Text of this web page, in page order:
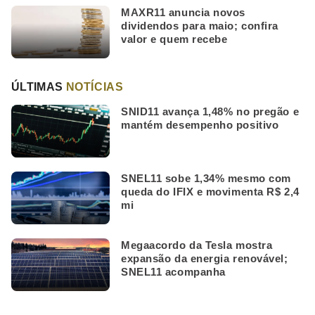
MAXR11 anuncia novos
dividendos para maio; confira
valor e quem recebe
ÚLTIMAS NOTÍCIAS
SNID11 avança 1,48% no pregão e
mantém desempenho positivo
SNEL11 sobe 1,34% mesmo com
queda do IFIX e movimenta R$ 2,4
mi
Megaacordo da Tesla mostra
expansão da energia renovável;
SNEL11 acompanha